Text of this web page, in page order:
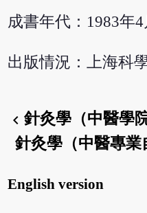
成書年代：1983年4
出版情況：上海科
chevron_left針灸學（中醫學
針灸學（中醫專業
English version